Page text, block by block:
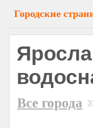
Городские
Все города